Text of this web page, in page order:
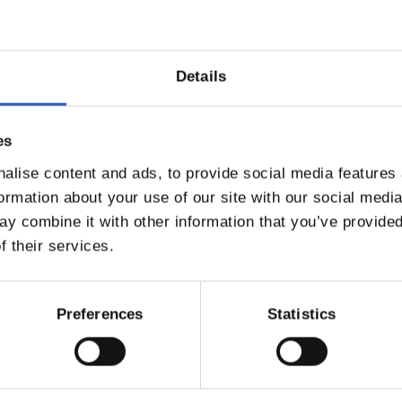
Details
content and ads, to provide social media features
about your use of our site with our social
combine it with other information that you’ve
their services.
Preferences Statistics
Joko OK